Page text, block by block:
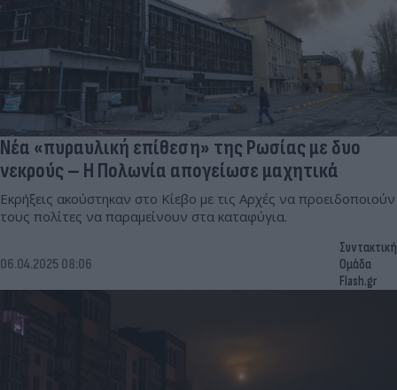
Νέα «πυραυλική επίθεση» της Ρωσίας με δυο
νεκρούς – Η Πολωνία απογείωσε μαχητικά
Εκρήξεις ακούστηκαν στο Κίεβο με τις Αρχές να προειδοποιούν
τους πολίτες να παραμείνουν στα καταφύγια.
06.04.2025 08:06
Συντακτική
Ομάδα
Flash.gr